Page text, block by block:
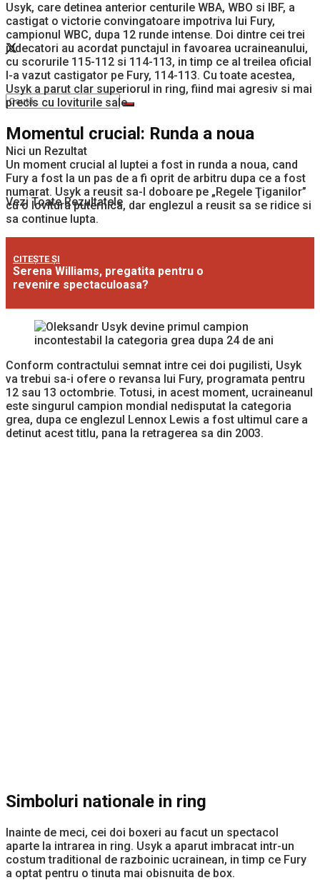
Nici un Rezultat
Vezi Toate Rezultatele
Usyk, care detinea anterior centurile WBA, WBO si IBF, a
castigat o victorie convingatoare impotriva lui Fury,
campionul WBC, dupa 12 runde intense. Doi dintre cei trei
judecatori au acordat punctajul in favoarea ucraineanului,
cu scorurile 115-112 si 114-113, in timp ce al treilea oficial
l-a vazut castigator pe Fury, 114-113. Cu toate acestea,
Usyk a parut clar superiorul in ring, fiind mai agresiv si mai
precis cu loviturile sale.
Momentul crucial: Runda a noua
Un moment crucial al luptei a fost in runda a noua, cand
Fury a fost la un pas de a fi oprit de arbitru dupa ce a fost
numarat. Usyk a reusit sa-l doboare pe „Regele Ţiganilor”
cu o lovitura puternica, dar englezul a reusit sa se ridice si
sa continue lupta.
CITEȘTE ȘI
Serena Williams, pregatita pentru o
revenire spectaculoasa?
Conform contractului semnat intre cei doi pugilisti, Usyk
va trebui sa-i ofere o revansa lui Fury, programata pentru
12 sau 13 octombrie. Totusi, in acest moment, ucraineanul
este singurul campion mondial nedisputat la categoria
grea, dupa ce englezul Lennox Lewis a fost ultimul care a
detinut acest titlu, pana la retragerea sa din 2003.
Simboluri nationale in ring
Inainte de meci, cei doi boxeri au facut un spectacol
aparte la intrarea in ring. Usyk a aparut imbracat intr-un
costum traditional de razboinic ucrainean, in timp ce Fury
a optat pentru o tinuta mai obisnuita de box.